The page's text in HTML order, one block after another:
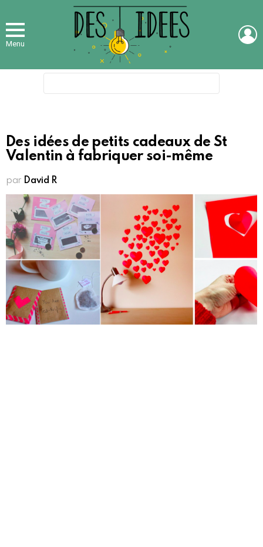
Menu
Des idées de petits cadeaux de St
Valentin à fabriquer soi-même
par David R